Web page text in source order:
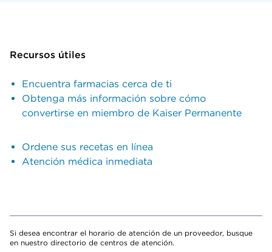
Recursos útiles
Encuentra farmacias cerca de ti
Obtenga más información sobre cómo
convertirse en miembro de Kaiser Permanente
Ordene sus recetas en línea
Atención médica inmediata
Si desea encontrar el horario de atención de un proveedor, busque
en nuestro directorio de centros de atención.